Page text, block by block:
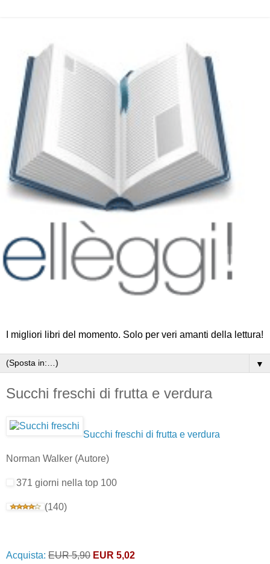
I migliori libri del momento. Solo per veri amanti della lettura!
▼
Succhi freschi di frutta e verdura
Succhi freschi di frutta e verdura
Norman Walker (Autore)
371 giorni nella top 100
(140)
Acquista: EUR 5,90 EUR 5,02